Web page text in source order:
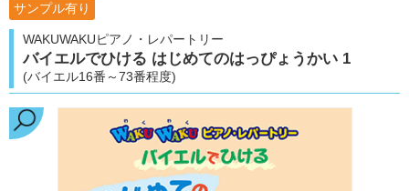
サンプル有り
WAKUWAKUピアノ・レパートリー
バイエルでひける はじめてのはっぴょうかい 1
(バイエル16番～73番程度)